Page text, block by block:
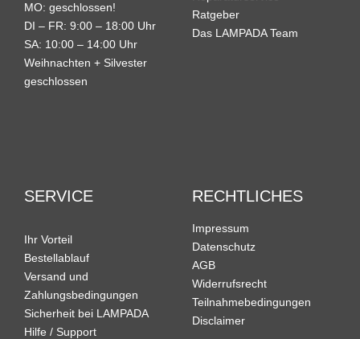
MO: geschlossen!
DI – FR: 9:00 – 18:00 Uhr
SA: 10:00 – 14:00 Uhr
Weihnachten + Silvester
geschlossen
Ratgeber
Das LAMPADA Team
SERVICE
Ihr Vorteil
Bestellablauf
Versand und
Zahlungsbedingungen
Sicherheit bei LAMPADA
Hilfe / Support
RECHTLICHES
Impressum
Datenschutz
AGB
Widerrufsrecht
Teilnahmebedingungen
Disclaimer